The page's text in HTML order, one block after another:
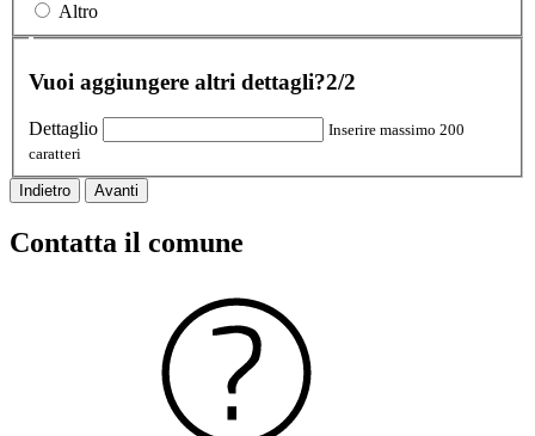
Altro
Vuoi aggiungere altri dettagli?2/2
Dettaglio
Inserire massimo 200
caratteri
Indietro Avanti
Contatta il comune